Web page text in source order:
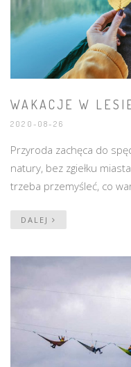
WAKACJE W
2020-08-26
Przyroda zachęca do
natury, bez zgiełku
trzeba przemyśleć, co
DALEJ